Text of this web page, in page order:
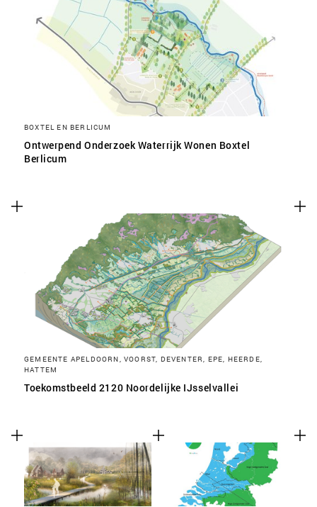
BOXTEL EN BERLICUM
Ontwerpend Onderzoek Waterrijk Wonen Boxtel
Berlicum
GEMEENTE APELDOORN, VOORST, DEVENTER, EPE, HEERDE,
HATTEM
Toekomstbeeld 2120 Noordelijke IJsselvallei
SLA VOORKEUREN OP